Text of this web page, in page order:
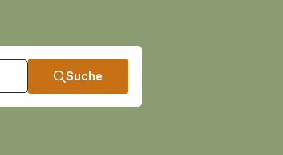
Suche